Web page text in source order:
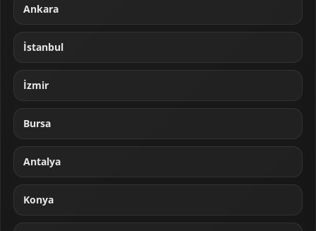
Ankara
İstanbul
İzmir
Bursa
Antalya
Konya